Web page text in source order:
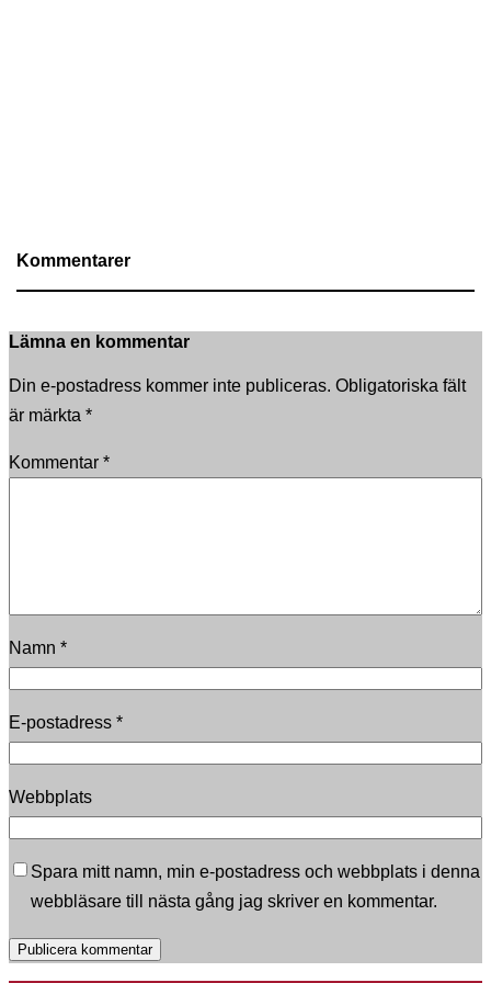
Kommentarer
Lämna en kommentar
Din e-postadress kommer inte publiceras. Obligatoriska fält
är märkta *
Kommentar *
Namn *
E-postadress *
Webbplats
Spara mitt namn, min e-postadress och webbplats i denna
webbläsare till nästa gång jag skriver en kommentar.